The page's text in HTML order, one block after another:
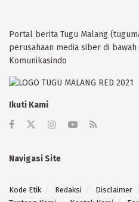
Portal berita Tugu Malang
perusahaan media siber di bawah
Komunikasindo
Ikuti Kami
Navigasi Site
Kode Etik Redaksi Disclaimer